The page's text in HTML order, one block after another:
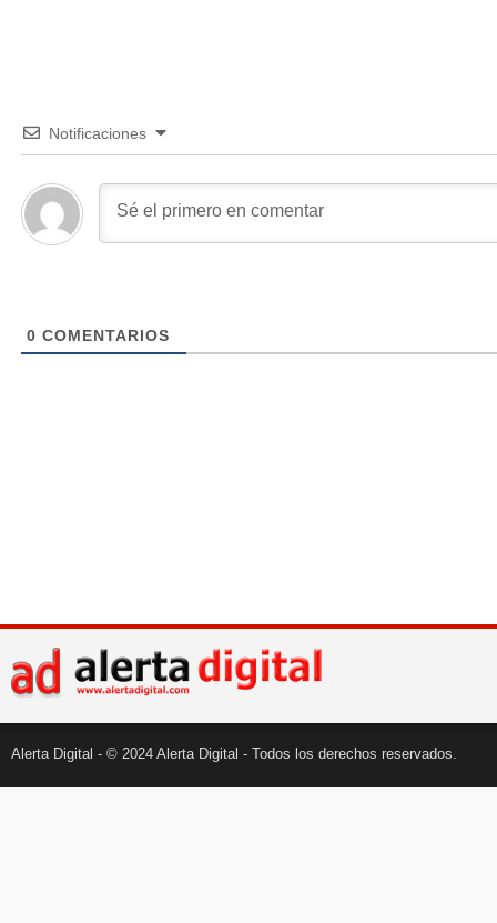
Notificaciones
0 COMENTARIOS
Alerta Digital - © 2024 Alerta Digital - Todos los derechos reservados.